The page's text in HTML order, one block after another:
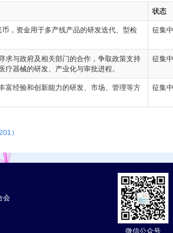
状态
，资金用于多产线产品的研发迭代、型检
征集中
求与政府及相关部门的合作，争取政策支持
器械的研发、产业化与审批进程。
征集中
富经验和创新能力的研发、市场、管理等方
征集中
）
会
微信公众号